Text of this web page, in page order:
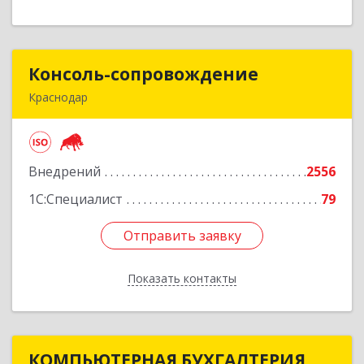
Консоль-сопровождение
Краснодар
Внедрений
2556
1С:Специалист
79
Отправить заявку
Показать контакты
Консоль-сопровождение
Подробнее
Отправить заявку
Назад